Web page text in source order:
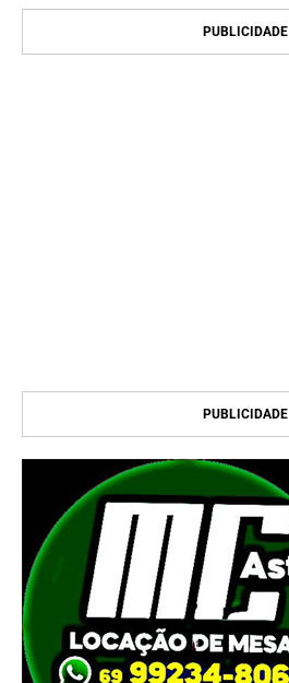
PUBLICIDADE
PUBLICIDADE